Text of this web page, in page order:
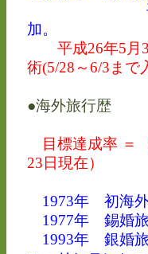
平成23年か
加。
平成26年5
術(5/28～6/3まで
●海外旅行歴
目標達成率 ＝
23日現在）
1973年 初海
1977年 錫婚
1993年 銀婚旅